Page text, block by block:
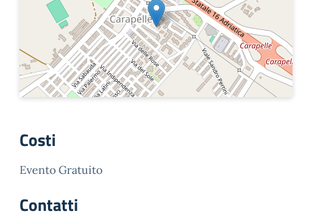
Costi
Evento Gratuito
Contatti